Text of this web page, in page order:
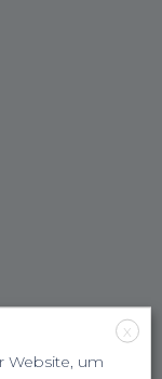
X
Website, um